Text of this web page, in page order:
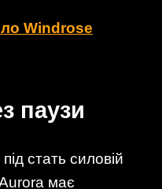
Windrose
паузи
стать силовій
має